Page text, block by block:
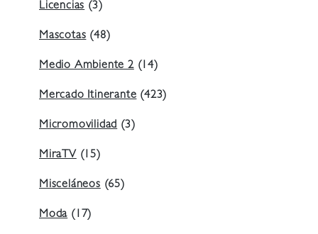
Licencias(3)
Mascotas(48)
Medio Ambiente 2(14)
Mercado Itinerante(423)
Micromovilidad(3)
MiraTV(15)
Misceláneos(65)
Moda(17)